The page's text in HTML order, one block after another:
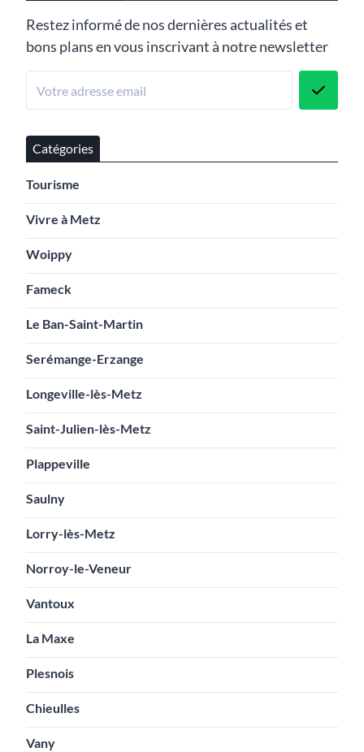
Restez informé de nos dernières actualités et
bons plans en vous inscrivant à notre newsletter
Catégories
Tourisme
Vivre à Metz
Woippy
Fameck
Le Ban-Saint-Martin
Serémange-Erzange
Longeville-lès-Metz
Saint-Julien-lès-Metz
Plappeville
Saulny
Lorry-lès-Metz
Norroy-le-Veneur
Vantoux
La Maxe
Plesnois
Chieulles
Vany